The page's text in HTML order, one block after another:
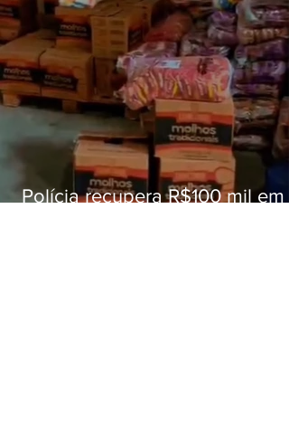
Polícia recupera R$100 mil em